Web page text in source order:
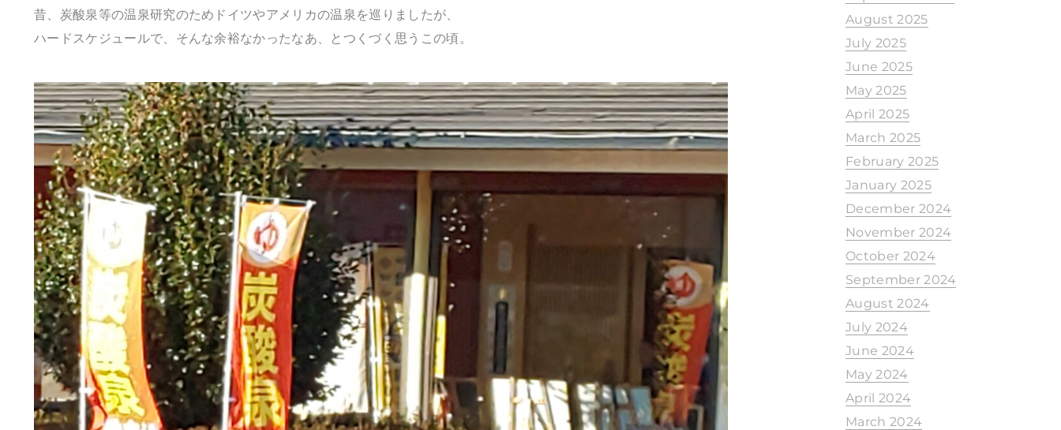
昔、炭酸泉等の温泉研究のためドイツやアメリカの温泉を巡りましたが、
ハードスケジュールで、そんな余裕なかったなあ、とつくづく思うこの頃。
August 2025
July 2025
June 2025
May 2025
April 2025
March 2025
February 2025
January 2025
December 2024
November 2024
October 2024
September 2024
August 2024
July 2024
June 2024
May 2024
April 2024
March 2024